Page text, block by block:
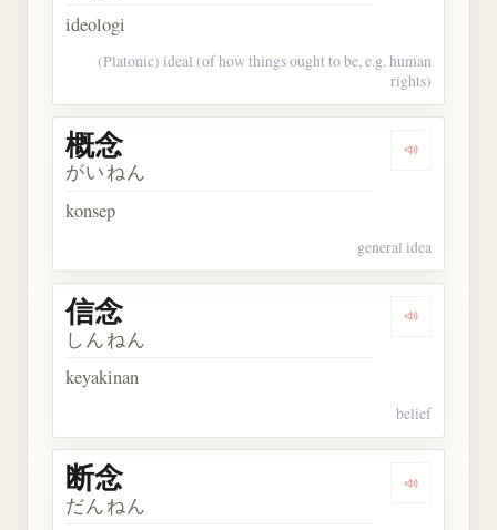
ideologi
(Platonic) ideal (of how things ought to be, e.g. human
rights)
Dengarkan
概念
がいねん
konsep
general idea
Dengarkan
信念
しんねん
keyakinan
belief
Dengarkan
断念
だんねん